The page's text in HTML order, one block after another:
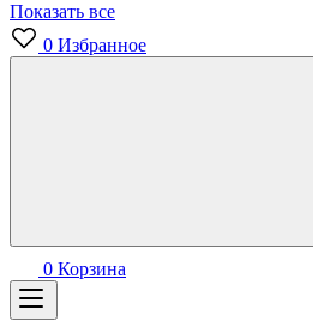
Показать все
0 Избранное
0 Корзина